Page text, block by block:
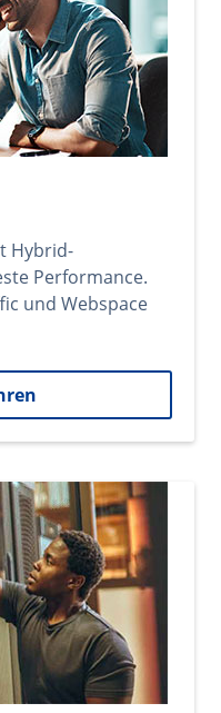
Hybrid-
Performance.
und Webspace